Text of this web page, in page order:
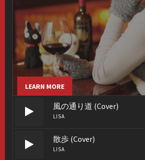
LEARN MORE
風の通り道 (Cover)
LISA
散歩 (Cover)
LISA